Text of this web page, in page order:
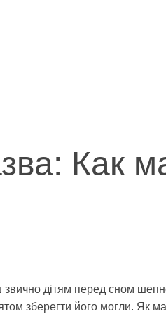
Как
дітям перед сном
зберегти його могли. Як